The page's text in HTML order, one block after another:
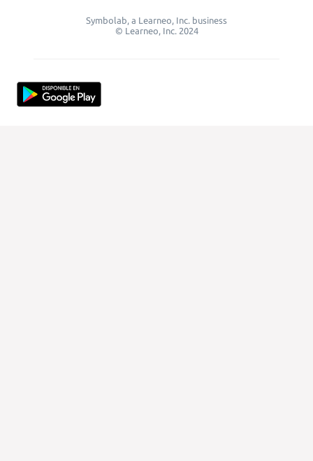
Symbolab, a Learneo, Inc. business
© Learneo, Inc. 2024